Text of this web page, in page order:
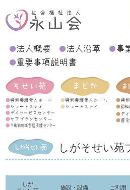
しがそせい苑
しが
施設・設備
ご利用